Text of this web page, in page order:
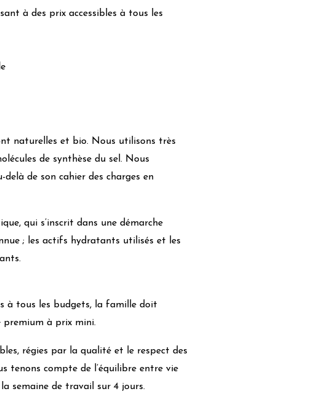
à des prix accessibles à tous les
naturelles et bio. Nous utilisons très
de synthèse du sel. Nous
de son cahier des charges en
qui s’inscrit dans une démarche
; les actifs hydratants utilisés et les
à tous les budgets, la famille doit
à prix mini.
régies par la qualité et le respect des
tenons compte de l’équilibre entre vie
semaine de travail sur 4 jours.